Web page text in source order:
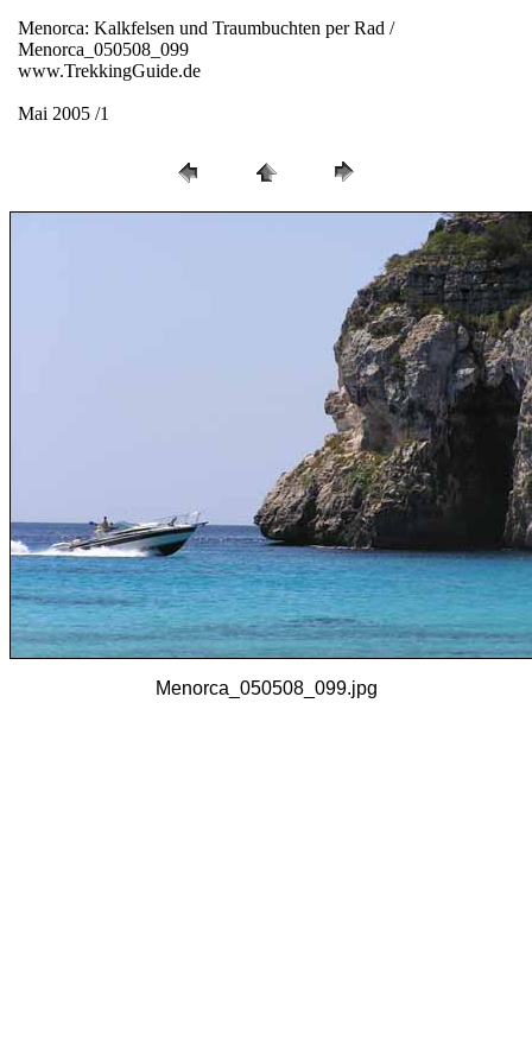
Menorca: Kalkfelsen und Traumbuchten per Rad /
Menorca_050508_099
www.TrekkingGuide.de
Mai 2005 /1
Menorca_050508_099.jpg